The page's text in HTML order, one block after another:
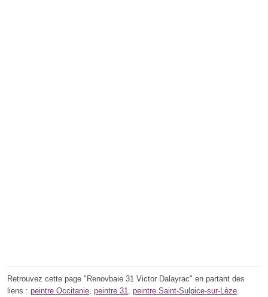
Retrouvez cette page "Renovbaie 31 Victor Dalayrac" en partant des
liens : peintre Occitanie, peintre 31, peintre Saint-Sulpice-sur-Lèze.